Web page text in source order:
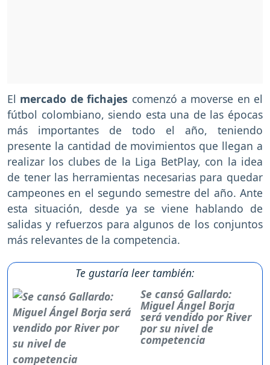
El mercado de fichajes comenzó a moverse en el
fútbol colombiano, siendo esta una de las épocas
más importantes de todo el año, teniendo
presente la cantidad de movimientos que llegan a
realizar los clubes de la Liga BetPlay, con la idea
de tener las herramientas necesarias para quedar
campeones en el segundo semestre del año. Ante
esta situación, desde ya se viene hablando de
salidas y refuerzos para algunos de los conjuntos
más relevantes de la competencia.
Te gustaría leer también:
Se cansó Gallardo:
Miguel Ángel Borja
será vendido por River
por su nivel de
competencia